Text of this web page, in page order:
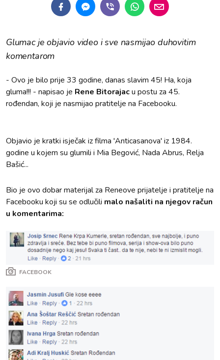
Glumac je objavio video i sve nasmijao duhovitim
komentarom
- Ovo je bilo prije 33 godine, danas slavim 45! Ha, koja
gluma!!! - napisao je Rene Bitorajacu postu za 45.
rođendan, koji je nasmijao pratitelje na Facebooku.
Objavio je kratki isječak iz filma 'Anticasanova' iz 1984.
godine u kojem su glumili i Mia Begović, Nada Abrus, Relja
Bašić...
Bio je ovo dobar materijal za Reneove prijatelje i pratitelje na
Facebooku koji su se odlučili malo našaliti na njegov račun
u komentarima:
FACEBOOK